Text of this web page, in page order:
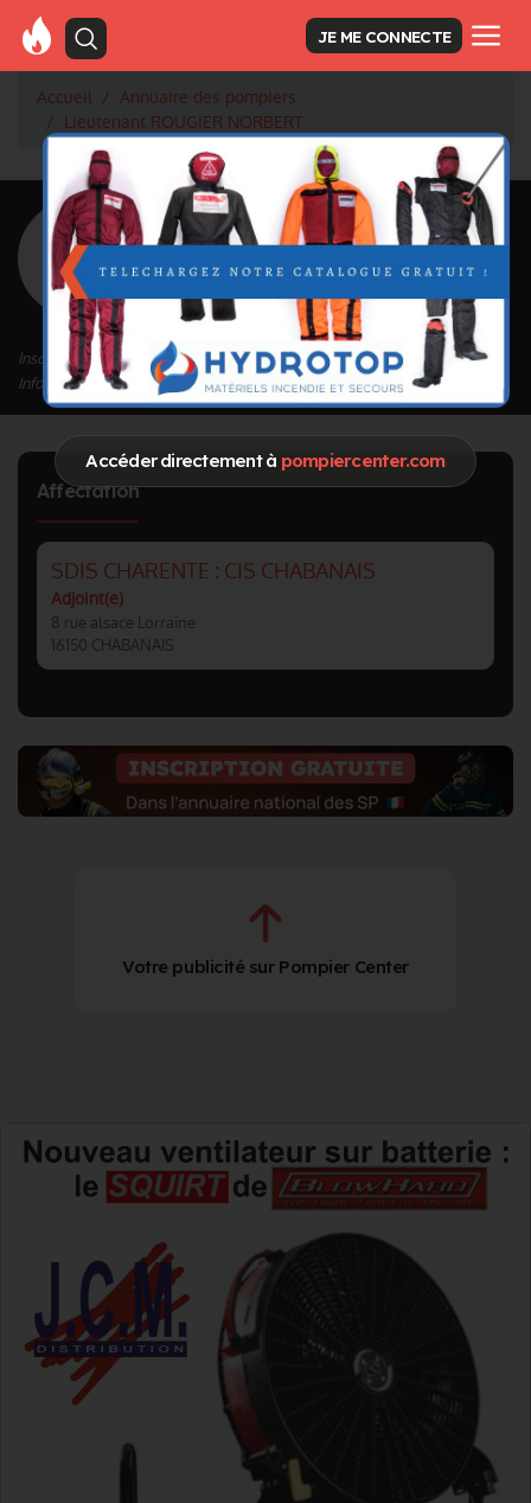
Accéder directement à pompiercenter.com
JE ME CONNECTE
Accueil
Annuaire des pompiers
Lieutenant ROUGIER NORBERT
<Retour à la liste des pompiers
ROUGIER
NORBERT
Grade : Lieutenant
Inscrit depuis le 16/04/2024 à 11:31
Informations mises à jour le 16/04/2024 à 11:31
Affectation
SDIS CHARENTE : CIS CHABANAIS
Adjoint(e)
8 rue alsace Lorraine
16150 CHABANAIS
Votre publicité sur Pompier Center